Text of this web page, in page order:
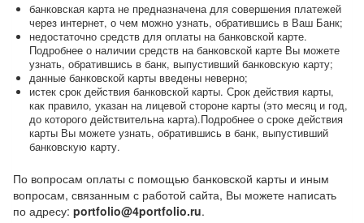
банковская карта не предназначена для совершения платежей
через интернет, о чем можно узнать, обратившись в Ваш Банк;
недостаточно средств для оплаты на банковской карте.
Подробнее о наличии средств на банковской карте Вы можете
узнать, обратившись в банк, выпустивший банковскую карту;
данные банковской карты введены неверно;
истек срок действия банковской карты. Срок действия карты,
как правило, указан на лицевой стороне карты (это месяц и год,
до которого действительна карта).Подробнее о сроке действия
карты Вы можете узнать, обратившись в банк, выпустивший
банковскую карту.
По вопросам оплаты с помощью банковской карты и иным
вопросам, связанным с работой сайта, Вы можете написать
по адресу: portfolio@4portfolio.ru.